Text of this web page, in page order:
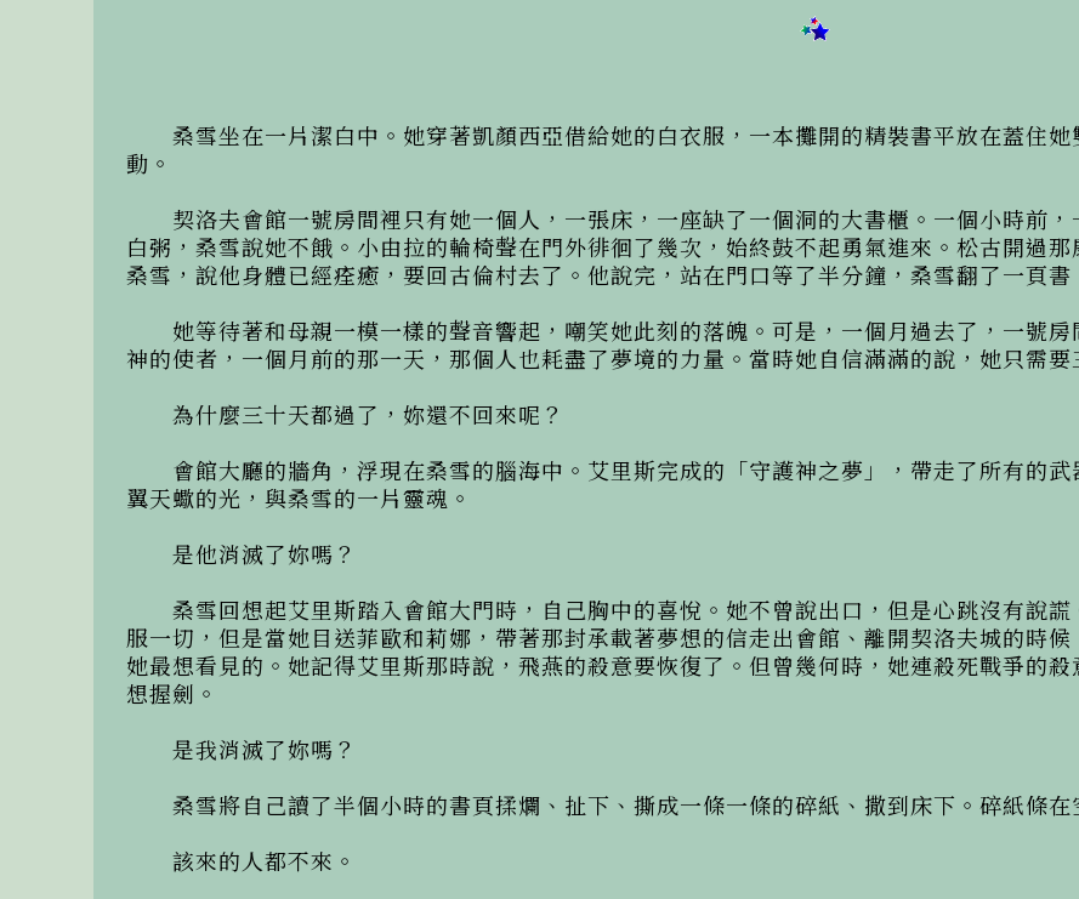
桑雪坐在一片潔白中。她穿著凱顏西亞借給她的白衣服，一本攤開的精裝書平放在蓋住她
動。
契洛夫會館一號房間裡只有她一個人，一張床，一座缺了一個洞的大書櫃。一個小時前，
白粥，桑雪說她不餓。小由拉的輪椅聲在門外徘徊了幾次，始終鼓不起勇氣進來。松古開過
桑雪，說他身體已經痊癒，要回古倫村去了。他說完，站在門口等了半分鐘，桑雪翻了一頁書
她等待著和母親一模一樣的聲音響起，嘲笑她此刻的落魄。可是，一個月過去了，一號房
神的使者，一個月前的那一天，那個人也耗盡了夢境的力量。當時她自信滿滿的說，她只需要
為什麼三十天都過了，妳還不回來呢？
會館大廳的牆角，浮現在桑雪的腦海中。艾里斯完成的「守護神之夢」，帶走了所有的
翼天蠍的光，與桑雪的一片靈魂。
是他消滅了妳嗎？
桑雪回想起艾里斯踏入會館大門時，自己胸中的喜悅。她不曾說出口，但是心跳沒有說謊
服一切，但是當她目送菲歐和莉娜，帶著那封承載著夢想的信走出會館、離開契洛夫城的時
她最想看見的。她記得艾里斯那時說，飛燕的殺意要恢復了。但曾幾何時，她連殺死戰爭的
想握劍。
是我消滅了妳嗎？
桑雪將自己讀了半個小時的書頁揉爛、扯下、撕成一條一條的碎紙、撒到床下。碎紙條在
該來的人都不來。